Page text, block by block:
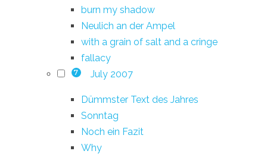
burn my shadow
Neulich an der Ampel
with a grain of salt and a cringe
fallacy
7 July 2007
Dümmster Text des Jahres
Sonntag
Noch ein Fazit
Why